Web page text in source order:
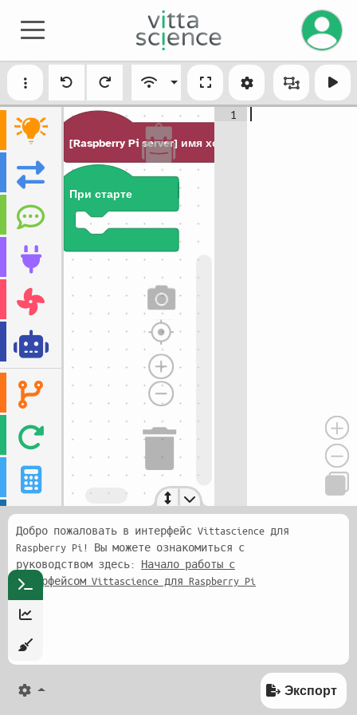
[Raspberry Pi server] имя хоста
При старте
1
Добро пожаловать в интерфейс Vittascience для
Raspberry Pi! Вы можете ознакомиться с
руководством здесь: Начало работы с
интерфейсом Vittascience для Raspberry Pi
Экспорт